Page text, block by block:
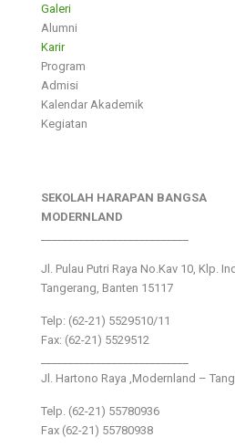
Galeri
Alumni
Karir
Program
Admisi
Kalendar Akademik
Kegiatan
SEKOLAH HARAPAN BANGSA
MODERNLAND
Jl. Pulau Putri Raya No.Kav 10, Klp.
Tangerang, Banten 15117
Telp: (62-21) 5529510/11
Fax: (62-21) 5529512
Jl. Hartono Raya ,Modernland –
Telp. (62-21) 55780936
Fax (62-21) 55780938